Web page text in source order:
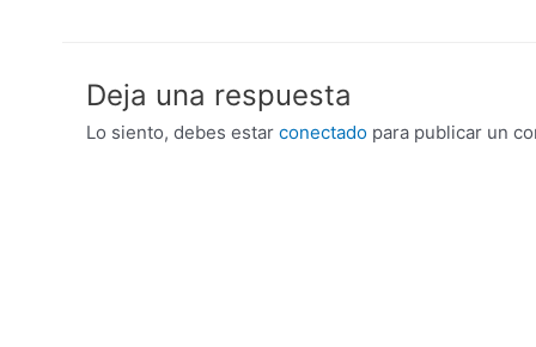
Deja una respuesta
Lo siento, debes estar conectado para publicar un